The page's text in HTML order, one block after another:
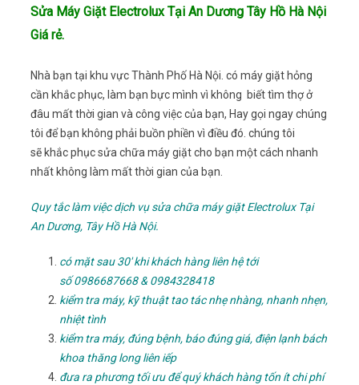
Sửa Máy Giặt Electrolux Tại An Dương Tây Hồ Hà Nội
Giá rẻ.
Nhà bạn tại khu vực Thành Phố Hà Nội. có máy giặt hỏng
cần khắc phục, làm bạn bực mình vì không biết tìm thợ ở
đâu mất thời gian và công việc của bạn, Hay gọi ngay chúng
tôi để bạn không phải buồn phiền vì điều đó. chúng tôi
sẽ khắc phục sửa chữa máy giặt cho bạn một cách nhanh
nhất không làm mất thời gian của bạn.
Quy tắc làm việc dịch vụ sửa chữa máy giặt Electrolux Tại
An Dương, Tây Hồ Hà Nội.
có mặt sau 30′ khi khách hàng liên hệ tới
số 0986687668 & 0984328418
kiểm tra máy, kỹ thuật tao tác nhẹ nhàng, nhanh nhẹn,
nhiệt tình
kiểm tra máy, đúng bệnh, báo đúng giá, điện lạnh bách
khoa thăng long liên iếp
đưa ra phương tối ưu để quý khách hàng tốn ít chi phí